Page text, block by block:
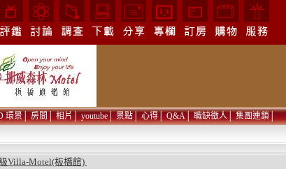
環景│房間│相片│youtube│景點│心得│Q&A│職缺徵人│集團連鎖│
Villa-Motel(板橋館)